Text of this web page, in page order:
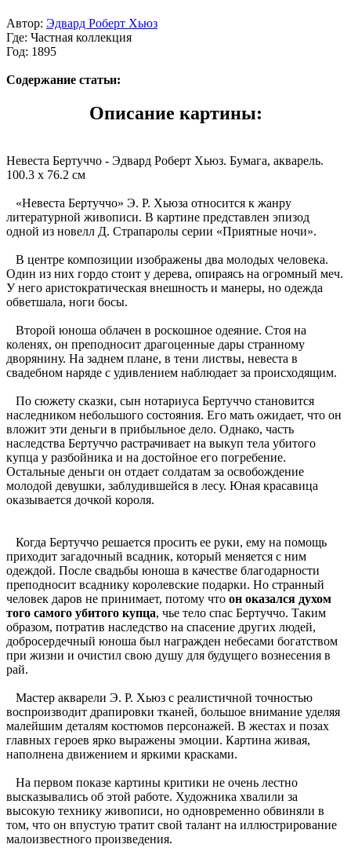
Автор: Эдвард Роберт Хьюз
Где: Частная коллекция
Год: 1895
Содержание статьи:
Описание картины:
Невеста Бертуччо - Эдвард Роберт Хьюз. Бумага, акварель.
100.3 x 76.2 см
«Невеста Бертуччо» Э. Р. Хьюза относится к жанру
литературной живописи. В картине представлен эпизод
одной из новелл Д. Страпаролы серии «Приятные ночи».
В центре композиции изображены два молодых человека.
Один из них гордо стоит у дерева, опираясь на огромный меч.
У него аристократическая внешность и манеры, но одежда
обветшала, ноги босы.
Второй юноша облачен в роскошное одеяние. Стоя на
коленях, он преподносит драгоценные дары странному
дворянину. На заднем плане, в тени листвы, невеста в
свадебном наряде с удивлением наблюдает за происходящим.
По сюжету сказки, сын нотариуса Бертуччо становится
наследником небольшого состояния. Его мать ожидает, что он
вложит эти деньги в прибыльное дело. Однако, часть
наследства Бертуччо растрачивает на выкуп тела убитого
купца у разбойника и на достойное его погребение.
Остальные деньги он отдает солдатам за освобождение
молодой девушки, заблудившейся в лесу. Юная красавица
оказывается дочкой короля.
Когда Бертуччо решается просить ее руки, ему на помощь
приходит загадочный всадник, который меняется с ним
одеждой. После свадьбы юноша в качестве благодарности
преподносит всаднику королевские подарки. Но странный
человек даров не принимает, потому что он оказался духом
того самого убитого купца, чье тело спас Бертуччо. Таким
образом, потратив наследство на спасение других людей,
добросердечный юноша был награжден небесами богатством
при жизни и очистил свою душу для будущего вознесения в
рай.
Мастер акварели Э. Р. Хьюз с реалистичной точностью
воспроизводит драпировки тканей, большое внимание уделяя
малейшим деталям костюмов персонажей. В жестах и позах
главных героев ярко выражены эмоции. Картина живая,
наполнена движением и яркими красками.
На первом показе картины критики не очень лестно
высказывались об этой работе. Художника хвалили за
высокую технику живописи, но одновременно обвиняли в
том, что он впустую тратит свой талант на иллюстрирование
малоизвестного произведения.